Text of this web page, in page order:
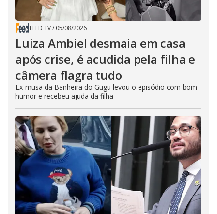
FEED TV/ 05/08/2026
Luiza Ambiel desmaia em casa
após crise, é acudida pela filha e
câmera flagra tudo
Ex-musa da Banheira do Gugu levou o episódio com bom
humor e recebeu ajuda da filha